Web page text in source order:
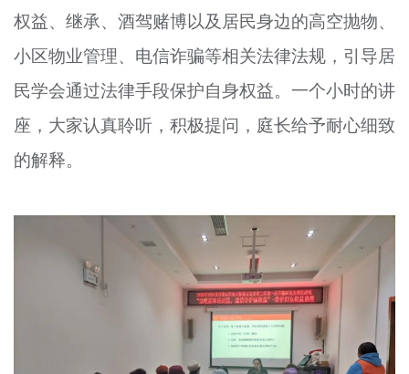
权益、继承、酒驾赌博以及居民身边的高空抛物、
小区物业管理、电信诈骗等相关法律法规，引导居
民学会通过法律手段保护自身权益。一个小时的讲
座，大家认真聆听，积极提问，庭长给予耐心细致
的解释。